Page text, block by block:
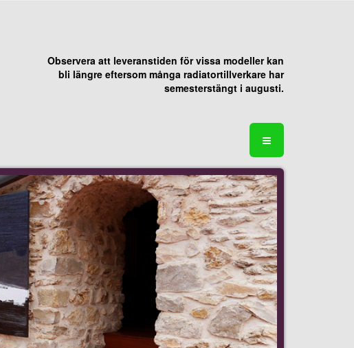
Observera att leveranstiden för vissa modeller kan
bli längre eftersom många radiatortillverkare har
semesterstängt i augusti.